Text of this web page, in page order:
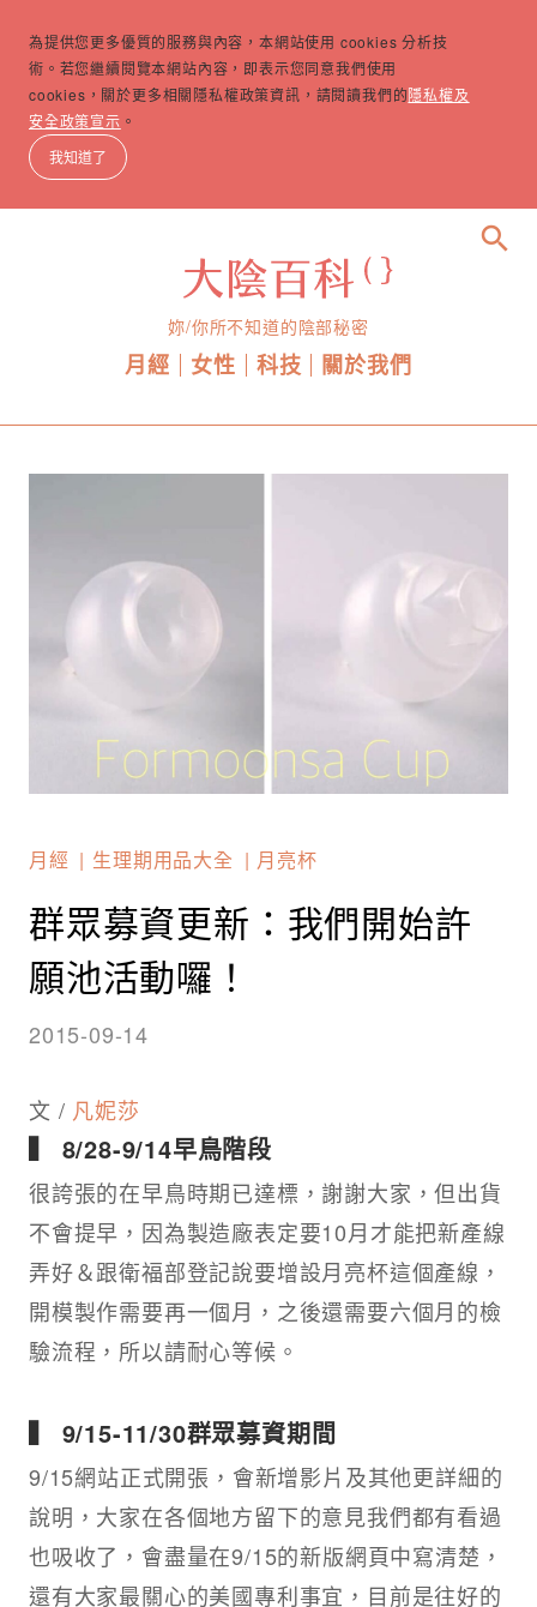
為提供您更多優質的服務與內容，本網站使用 cookies 分析技
術。若您繼續閱覽本網站內容，即表示您同意我們使用
cookies，關於更多相關隱私權政策資訊，請閱讀我們的隱私權及
安全政策宣示 。
我知道了
妳/你所不知道的陰部秘密
月經 女性 科技 關於我們
search
月經 生理期用品大全 月亮杯
群眾募資更新：我們開始許
願池活動囉！
2015-09-14
文 / 凡妮莎
▍ 8/28-9/14早鳥階段
很誇張的在早鳥時期已達標，謝謝大家，但出貨
不會提早，因為製造廠表定要10月才能把新產線
弄好＆跟衛福部登記說要增設月亮杯這個產線，
開模製作需要再一個月，之後還需要六個月的檢
驗流程，所以請耐心等候。
▍ 9/15-11/30群眾募資期間
9/15網站正式開張，會新增影片及其他更詳細的
說明，大家在各個地方留下的意見我們都有看過
也吸收了，會盡量在9/15的新版網頁中寫清楚，
還有大家最關心的美國專利事宜，目前是往好的